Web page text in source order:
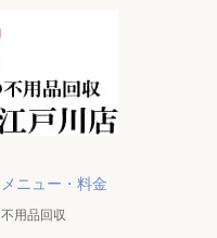
メニュー・料金
不用品回収